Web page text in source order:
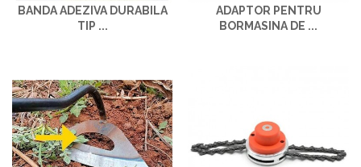
BANDA ADEZIVA DURABILA
TIP ...
ADAPTOR PENTRU
BORMASINA DE ...